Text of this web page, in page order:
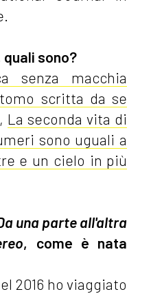
sono?
senza macchia
scritta da se
La seconda vita di
sono uguali a
e un cielo in più
una parte all'altra
, come è nata
2016 ho viaggiato